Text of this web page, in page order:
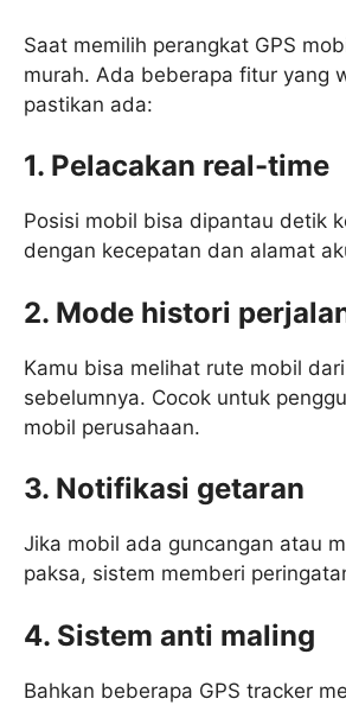
Saat memilih perangkat GPS
murah. Ada beberapa fitur yang
pastikan ada:
1. Pelacakan real-time
Posisi mobil bisa dipantau detik
dengan kecepatan dan alamat
2. Mode histori
Kamu bisa melihat rute mobil
sebelumnya. Cocok untuk
mobil perusahaan.
3. Notifikasi getaran
Jika mobil ada guncangan atau
paksa, sistem memberi
4. Sistem anti maling
Bahkan beberapa GPS tracker